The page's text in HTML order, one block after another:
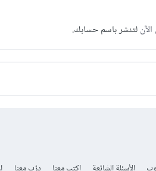
لتنشر باسم حسابك.